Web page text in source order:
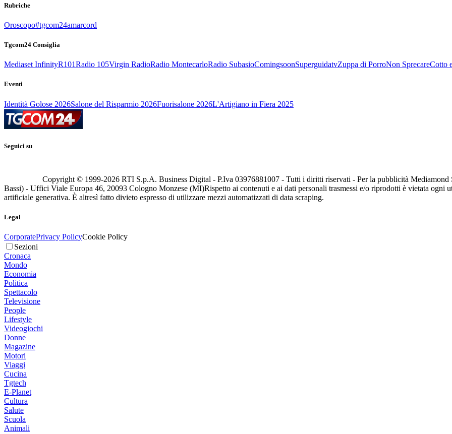
Rubriche
Oroscopo#tgcom24amarcord
Tgcom24 Consiglia
Mediaset InfinityR101Radio 105Virgin RadioRadio MontecarloRadio SubasioComingsoonSuperguidatvZuppa di PorroNon SprecareCotto
Eventi
Identità Golose 2026Salone del Risparmio 2026Fuorisalone 2026L'Artigiano in Fiera 2025
Seguici su
Copyright © 1999-2026 RTI S.p.A. Business Digital - P.Iva 03976881007 - Tutti i diritti riservati - Per la pubblicità
Bassi) - Uffici Viale Europa 46, 20093 Cologno Monzese (MI)Rispetto ai contenuti e ai dati personali trasmessi e/o riprodotti è vietata ogni
artificiale generativa. È altresì fatto divieto espresso di utilizzare mezzi automatizzati di data scraping.
Legal
CorporatePrivacy PolicyCookie Policy
Sezioni
Cronaca
Mondo
Economia
Politica
Spettacolo
Televisione
People
Lifestyle
Videogiochi
Donne
Magazine
Motori
Viaggi
Cucina
Tgtech
E-Planet
Cultura
Salute
Scuola
Animali